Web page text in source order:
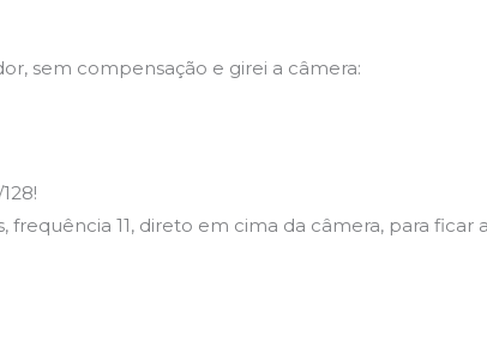
sem compensação e girei a câmera:
11, direto em cima da câmera, para ficar